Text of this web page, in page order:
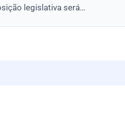
legislativa será…